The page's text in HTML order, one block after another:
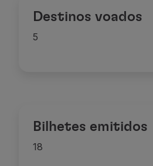
Destinos voados
5
Bilhetes emitidos
18